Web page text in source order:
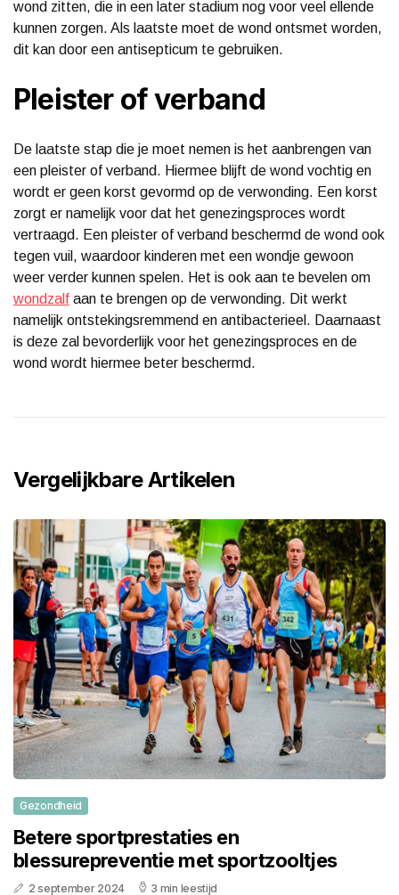
wond zitten, die in een later stadium nog voor veel ellende
kunnen zorgen. Als laatste moet de wond ontsmet worden,
dit kan door een antisepticum te gebruiken.
Pleister of verband
De laatste stap die je moet nemen is het aanbrengen van
een pleister of verband. Hiermee blijft de wond vochtig en
wordt er geen korst gevormd op de verwonding. Een korst
zorgt er namelijk voor dat het genezingsproces wordt
vertraagd. Een pleister of verband beschermd de wond ook
tegen vuil, waardoor kinderen met een wondje gewoon
weer verder kunnen spelen. Het is ook aan te bevelen om
wondzalf aan te brengen op de verwonding. Dit werkt
namelijk ontstekingsremmend en antibacterieel. Daarnaast
is deze zal bevorderlijk voor het genezingsproces en de
wond wordt hiermee beter beschermd.
Vergelijkbare Artikelen
Gezondheid
Betere sportprestaties en
blessurepreventie met sportzooltjes
2 september 2024 3 min leestijd